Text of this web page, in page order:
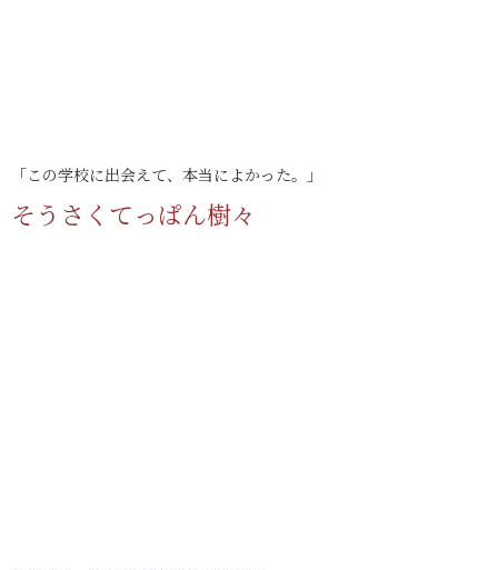
「この学校に出会えて、本当によかった。」
そうさくてっぱん樹々